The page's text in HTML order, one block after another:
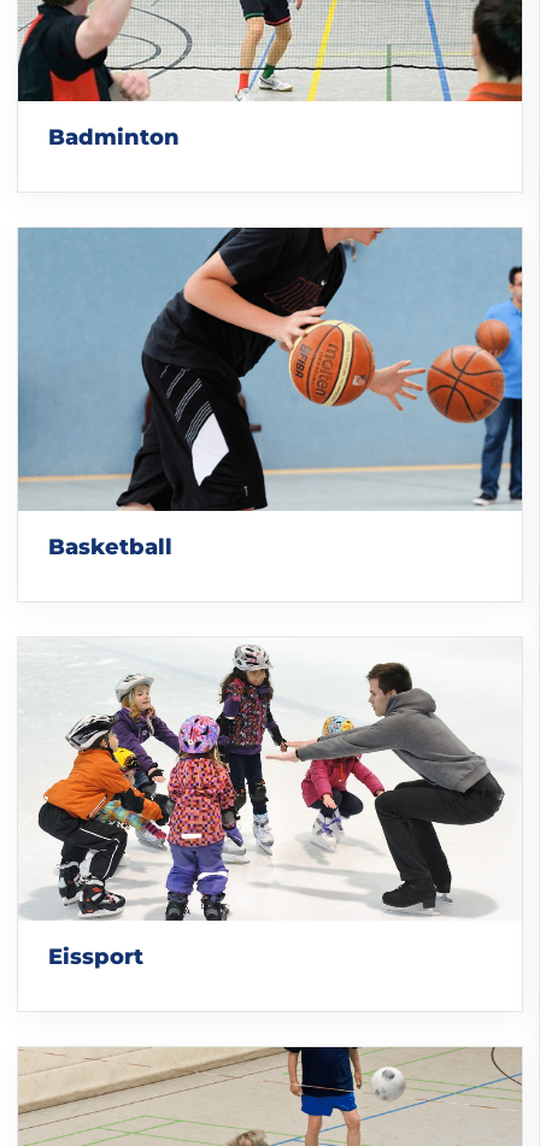
Badminton
Basketball
Eissport